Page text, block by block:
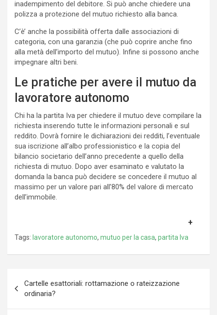
inadempimento del debitore. Si può anche chiedere una
polizza a protezione del mutuo richiesto alla banca.
C’è’ anche la possibilità offerta dalle associazioni di
categoria, con una garanzia (che può coprire anche fino
alla metà dell’importo del mutuo). Infine si possono anche
impegnare altri beni.
Le pratiche per avere il mutuo da
lavoratore autonomo
Chi ha la partita Iva per chiedere il mutuo deve compilare la
richiesta inserendo tutte le informazioni personali e sul
reddito. Dovrà fornire le dichiarazioni dei redditi, l’eventuale
sua iscrizione all’albo professionistico e la copia del
bilancio societario dell’anno precedente a quello della
richiesta di mutuo. Dopo aver esaminato e valutato la
domanda la banca può decidere se concedere il mutuo al
massimo per un valore pari all’80% del valore di mercato
dell’immobile.
Tags: lavoratore autonomo, mutuo per la casa, partita Iva
articoli
Cartelle esattoriali: rottamazione o rateizzazione
ordinaria?